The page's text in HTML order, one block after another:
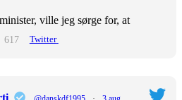
ville jeg sørge for, at
617 Twitter